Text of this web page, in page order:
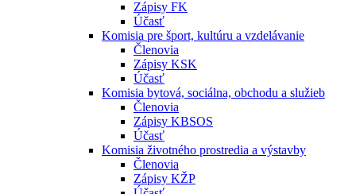
Zápisy FK
Účasť
Komisia pre šport, kultúru a vzdelávanie
Členovia
Zápisy KSK
Účasť
Komisia bytová, sociálna, obchodu a služieb
Členovia
Zápisy KBSOS
Účasť
Komisia životného prostredia a výstavby
Členovia
Zápisy KŽP